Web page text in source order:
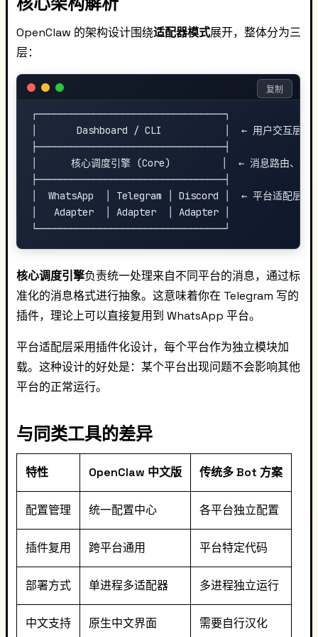
OpenClaw 的架构设计围绕适配器模式展开，整体分为三
层：
┌─────────────────────────────────┐
│       Dashboard / CLI           │  ← 用户交互层
├─────────────────────────────────┤
│      核心调度引擎 (Core)         │  ← 消息路由、插件
├─────────────────────────────────┤
│  WhatsApp  │ Telegram │ Discord │  ← 平台适配层
│   Adapter  │ Adapter  │ Adapter │
复制
核心调度引擎负责统一处理来自不同平台的消息，通过标
准化的消息格式进行抽象。这意味着你在 Telegram 写的
插件，理论上可以直接复用到 WhatsApp 平台。
平台适配层采用插件化设计，每个平台作为独立模块加
载。这种设计的好处是：某个平台出现问题不会影响其他
平台的正常运行。
与同类工具的差异
特性 OpenClaw 中文版 传统多 Bot 方案
配置管理 统一配置中心 各平台独立配置
插件复用 跨平台通用 平台特定代码
部署方式 单进程多适配器 多进程独立运行
中文支持 原生中文界面 需要自行汉化